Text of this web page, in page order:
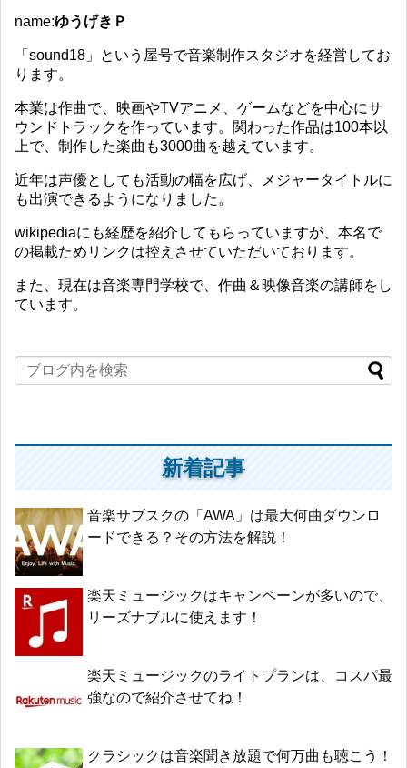
name:ゆうげきＰ
「sound18」という屋号で音楽制作スタジオを経営してお
ります。
本業は作曲で、映画やTVアニメ、ゲームなどを中心にサ
ウンドトラックを作っています。関わった作品は100本以
上で、制作した楽曲も3000曲を越えています。
近年は声優としても活動の幅を広げ、メジャータイトルに
も出演できるようになりました。
wikipediaにも経歴を紹介してもらっていますが、本名で
の掲載ためリンクは控えさせていただいております。
また、現在は音楽専門学校で、作曲＆映像音楽の講師をし
ています。
新着記事
音楽サブスクの「AWA」は最大何曲ダウンロ
ードできる？その方法を解説！
楽天ミュージックはキャンペーンが多いので、
リーズナブルに使えます！
楽天ミュージックのライトプランは、コスパ最
強なので紹介させてね！
クラシックは音楽聞き放題で何万曲も聴こう！